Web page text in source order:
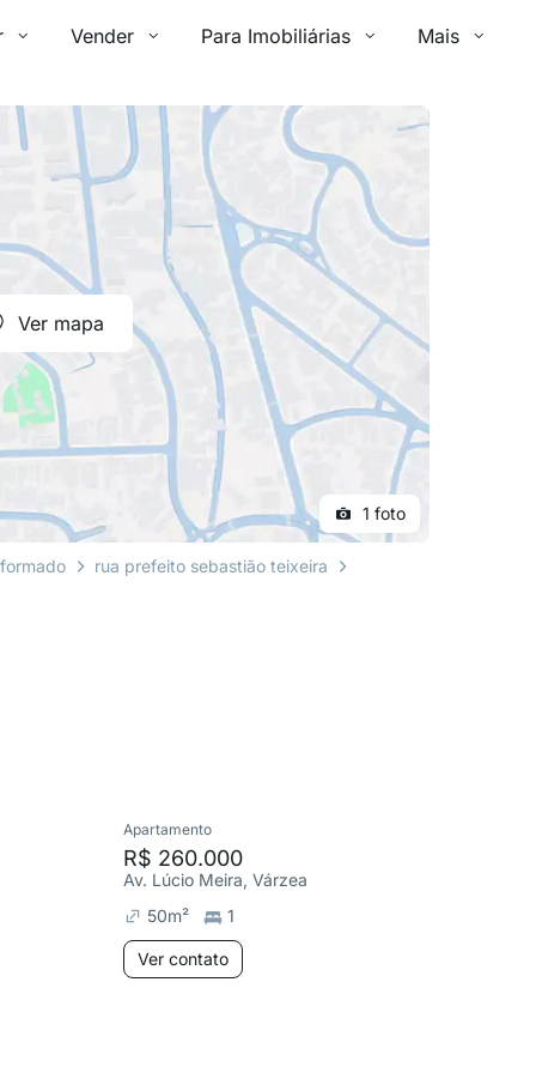
Vender Para Imobiliárias Mais
Ver mapa
1 foto
rua prefeito sebastião teixeira
Apartamento
R$ 260.000
Av. Lúcio Meira, Várzea
50m² 1
Ver contato